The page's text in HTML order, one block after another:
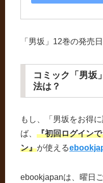
「男坂」12巻の発売
コミック「男坂
法は？
もし、「男坂をお得
ば、 『初回ログイン
ン』が使える
ebookjapanは、曜日